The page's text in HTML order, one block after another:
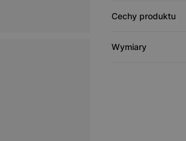
Cechy produktu
Wymiary